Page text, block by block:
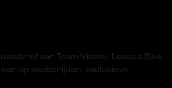
van Team Visma | Lease a Bike
op wedstrijden, exclusieve